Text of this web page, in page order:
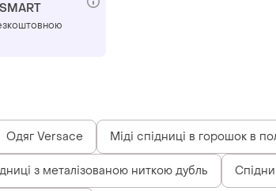
Одяг Versace Міді спідниці в горошок в
з металізованою ниткою дубль